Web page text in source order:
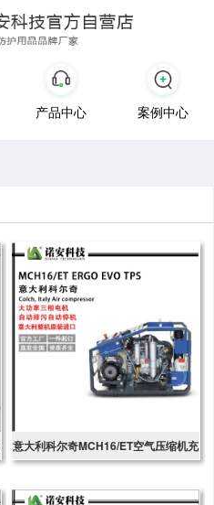
产品中心 案例中心
意大利科尔奇MCH16/ET空气压缩机充